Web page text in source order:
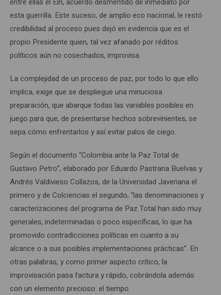
esta guerrilla. Este suceso, de amplio eco nacional, le restó
credibilidad al proceso pues dejó en evidencia que es el
propio Presidente quien, tal vez afanado por réditos
políticos aún no cosechados, improvisa.
La complejidad de un proceso de paz, por todo lo que ello
implica, exige que se despliegue una minuciosa
preparación, que abarque todas las variables posibles en
juego para que, de presentarse hechos sobrevinientes, se
sepa cómo enfrentarlos y así evitar palos de ciego.
Según el documento “Colombia ante la Paz Total de
Gustavo Petro”, elaborado por Eduardo Pastrana Buelvas y
Andrés Valdivieso Collazos, de la Universidad Javeriana el
primero y de Colciencias el segundo, “las denominaciones y
caracterizaciones del programa de Paz Total han sido muy
generales, indeterminadas o poco específicas, lo que ha
promovido contradicciones políticas en cuanto a su
alcance o a sus posibles implementaciones prácticas”. En
otras palabras, y como primer aspecto crítico, la
improvisación pasa factura y rápido, cobrándola además
con un elemento precioso: el tiempo.